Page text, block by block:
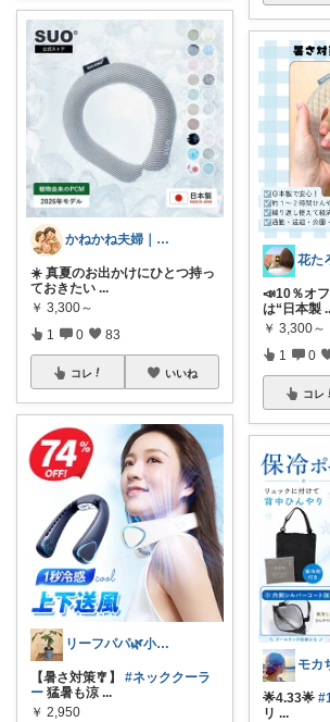
かねかね夫婦｜生活費を下げる楽天ROOM
☀️ 真夏のお出かけにひとつ持っ
ておきたい ...
￥ 3,300～
1 0 83
コレ いいね
リーフパパ🌿小学2年生女の子のパパ
【暑さ対策🎐】 #ネッククーラ
ー 猛暑も涼 ...
￥ 2,950
花た
📣10％オ
は“日本製
￥ 3,300～
1 0
コレ
🌟4.33🌟
リ ...